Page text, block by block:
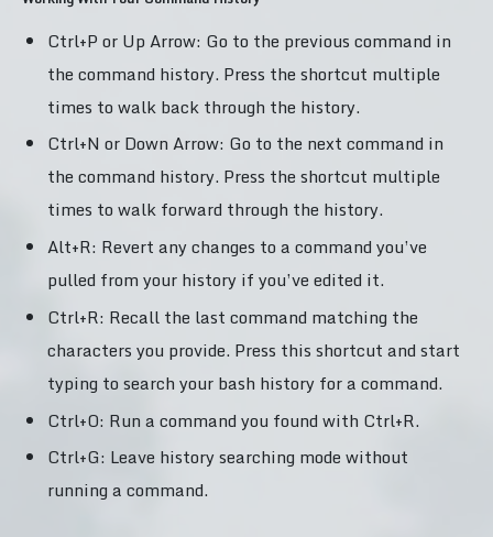
Ctrl+P or Up Arrow: Go to the previous command in
the command history. Press the shortcut multiple
times to walk back through the history.
Ctrl+N or Down Arrow: Go to the next command in
the command history. Press the shortcut multiple
times to walk forward through the history.
Alt+R: Revert any changes to a command you’ve
pulled from your history if you’ve edited it.
Ctrl+R: Recall the last command matching the
characters you provide. Press this shortcut and start
typing to search your bash history for a command.
Ctrl+O: Run a command you found with Ctrl+R.
Ctrl+G: Leave history searching mode without
running a command.